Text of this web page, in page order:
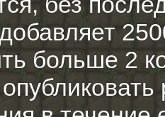
больше 2